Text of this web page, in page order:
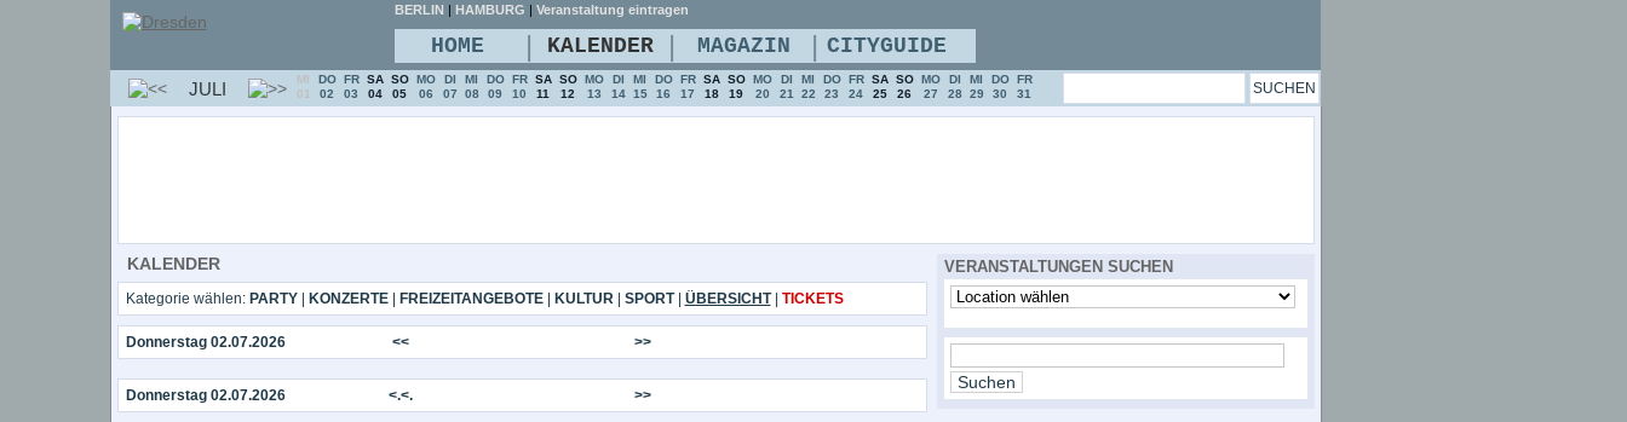
KALENDER
Kategorie wählen: PARTY| KONZERTE| FREIZEITANGEBOTE| KULTUR| SPORT| ÜBERSICHT| TICKETS
Donnerstag 02.07.2026 << >>
Donnerstag 02.07.2026 <.<. >>
VERANSTALTUNGEN SUCHEN
BERLIN | HAMBURG | Veranstaltung eintragen
HOME | KALENDER | MAGAZIN | CITYGUIDE
JULI
MI
01
DO
02
FR
03
SA
04
SO
05
MO
06
DI
07
MI
08
DO
09
FR
10
SA
11
SO
12
MO
13
DI
14
MI
15
DO
16
FR
17
SA
18
SO
19
MO
20
DI
21
MI
22
DO
23
FR
24
SA
25
SO
26
MO
27
DI
28
MI
29
DO
30
FR
31